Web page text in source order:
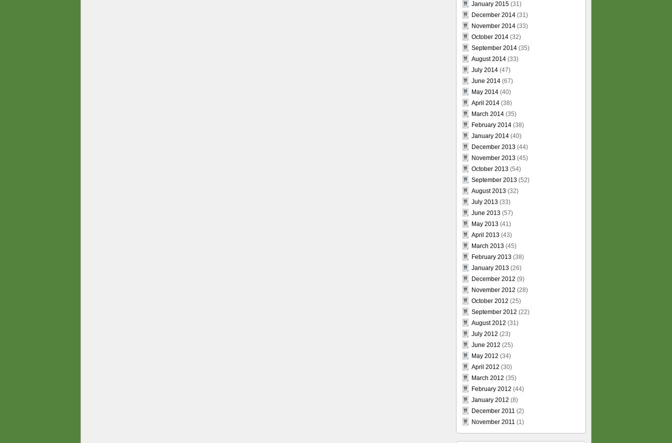
January 2015 (31)
December 2014 (31)
November 2014 (33)
October 2014 (32)
September 2014 (35)
August 2014 (33)
July 2014 (47)
June 2014 (67)
May 2014 (40)
April 2014 (38)
March 2014 (35)
February 2014 (38)
January 2014 (40)
December 2013 (44)
November 2013 (45)
October 2013 (54)
September 2013 (52)
August 2013 (32)
July 2013 (33)
June 2013 (57)
May 2013 (41)
April 2013 (43)
March 2013 (45)
February 2013 (38)
January 2013 (26)
December 2012 (9)
November 2012 (28)
October 2012 (25)
September 2012 (22)
August 2012 (31)
July 2012 (23)
June 2012 (25)
May 2012 (34)
April 2012 (30)
March 2012 (35)
February 2012 (44)
January 2012 (8)
December 2011 (2)
November 2011 (1)